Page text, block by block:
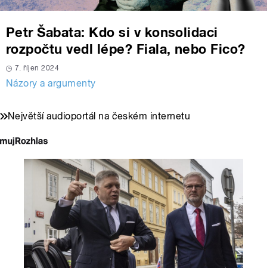
Petr Šabata: Kdo si v konsolidaci
rozpočtu vedl lépe? Fiala, nebo Fico?
7. říjen 2024
Názory a argumenty
Největší audioportál na českém internetu